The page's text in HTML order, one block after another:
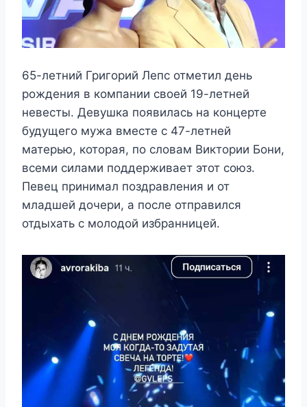
65-летний Григорий Лепс отметил день
рождения в компании своей 19-летней
невесты. Девушка появилась на концерте
будущего мужа вместе с 47-летней
матерью, которая, по словам Виктории Бони,
всеми силами поддерживает этот союз.
Певец принимал поздравления и от
младшей дочери, а после отправился
отдыхать с молодой избранницей.